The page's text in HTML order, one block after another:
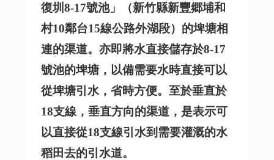
復圳8-17號池」（新竹縣新豐郷埔和
村10鄰台15線公路外湖段）的埤塘相
連的渠道。亦即將水直接儲存於8-17
號池的埤塘，以備需要水時直接可以
從埤塘引水，省時方便。至於垂直於
18支線，垂直方向的渠道，是表示可
以直接從18支線引水到需要灌溉的水
稻田去的引水道。